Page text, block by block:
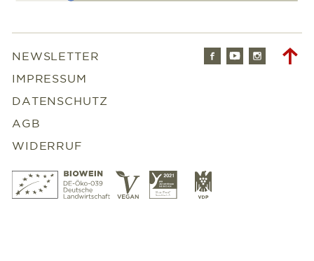
NEWSLETTER
IMPRESSUM
DATENSCHUTZ
AGB
WIDERRUF
FacebookYoutube
Bio
Wein
Vegan Slowfood